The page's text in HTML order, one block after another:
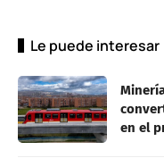
Le puede interesar
en el